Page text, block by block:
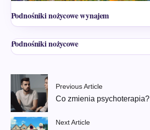
Podnośniki nożycowe wynajem
Podnośniki nożycowe
Previous Article
Co zmienia psychoterapia?
Next Article